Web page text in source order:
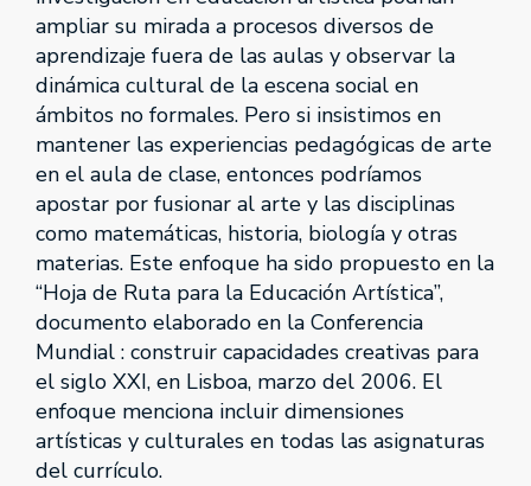
ampliar su mirada a procesos diversos de
aprendizaje fuera de las aulas y observar la
dinámica cultural de la escena social en
ámbitos no formales. Pero si insistimos en
mantener las experiencias pedagógicas de arte
en el aula de clase, entonces podríamos
apostar por fusionar al arte y las disciplinas
como matemáticas, historia, biología y otras
materias. Este enfoque ha sido propuesto en la
“Hoja de Ruta para la Educación Artística”,
documento elaborado en la Conferencia
Mundial : construir capacidades creativas para
el siglo XXI, en Lisboa, marzo del 2006. El
enfoque menciona incluir dimensiones
artísticas y culturales en todas las asignaturas
del currículo.